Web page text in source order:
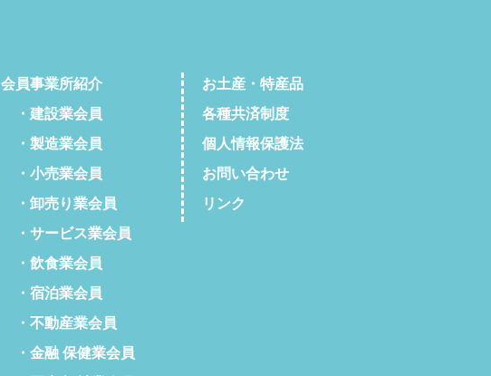
会員事業所紹介
・建設業会員
・製造業会員
・小売業会員
・卸売り業会員
・サービス業会員
・飲食業会員
・宿泊業会員
・不動産業会員
・金融 保健業会員
お土産・特産品
各種共済制度
個人情報保護法
お問い合わせ
リンク